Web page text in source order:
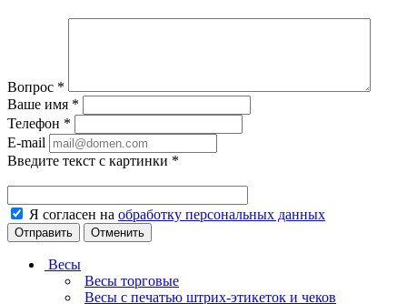
Вопрос *
Ваше имя *
Телефон *
E-mail
Введите текст с картинки *
Я согласен на обработку персональных данных
Отменить
Весы
Весы торговые
Весы с печатью штрих-этикеток и чеков